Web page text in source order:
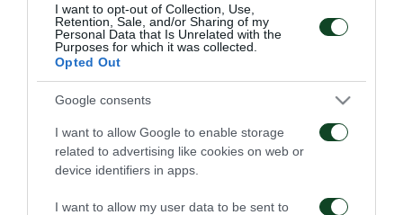
I want to opt-out of Collection, Use,
Retention, Sale, and/or Sharing of my
Personal Data that Is Unrelated with the
Purposes for which it was collected.
Opted Out
Google consents
I want to allow Google to enable storage
related to advertising like cookies on web or
device identifiers in apps.
I want to allow my user data to be sent to
Καλαφάτης»
09/08/2026
της μπάλας